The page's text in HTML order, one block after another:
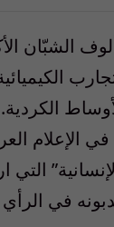
الشبّان
الإعلام
التي
في الرأي